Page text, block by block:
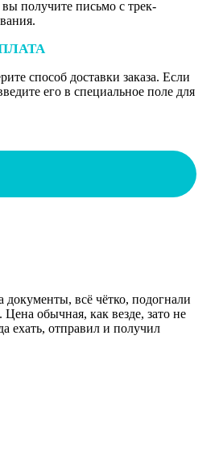
вы получите письмо с трек-
способ доставки заказа. Если
его в специальное поле для
документы, всё чётко, подогнали
Цена обычная, как везде, зато не
ехать, отправил и получил